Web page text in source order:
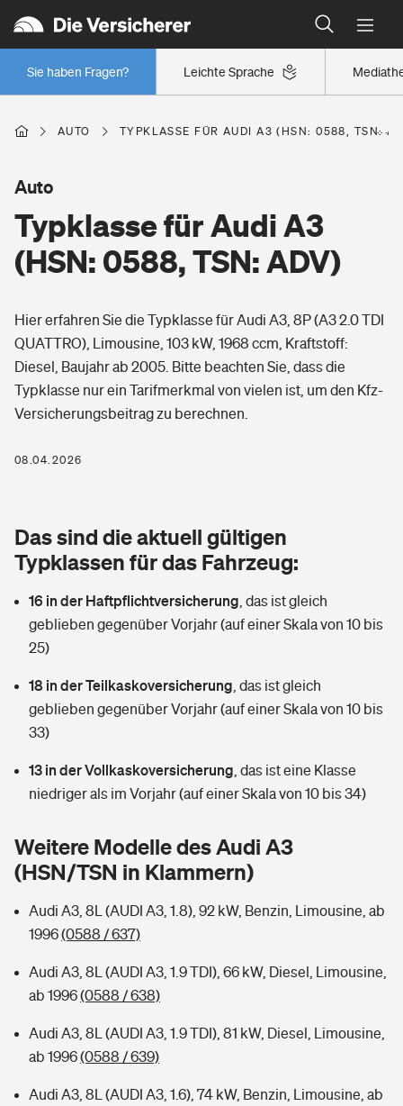
Leichte Sprache
Sie haben Fragen?
Wer versichert was: Jetzt Versicherer finden
Regionalklassen: So ist Ihre Region eingestuft
Wer versichert was: Jetzt Versicherer finden
Berufsunfähigkeitsversicherung
Erwerbsunfähigkeitsversicherung
Grundfähigkeitsversicherung
Arbeitsrechtsschutz
Berufshaftpflichtversicherung
Zur Übersicht
Tools
Wer versichert was: Jetzt Versicherer finden
Sie haben Fragen?
Wohnen
Elementarversicherung
Glasversicherung
Mietkautionsversicherung
Restkreditversicherung
Zur Übersicht
Tools
Hochwasser-Check: Wie gefährdet ist Ihr Haus?
Sie haben Fragen?
Freizeit
Pri­vate Haft­pflicht­
Kinderunfall­ver­si­che­rung
Kinderinvalidität
Hundehalter-Haftpflicht
Handyversicherung
Private Cyberversicherung
Zur Übersicht
Kinderunfall-Check: Mehr Sicherheit für deine Kids
Gesundheit
Private Krankenversicherung
Dread-Disease-Versicherung
Tierkrankenversicherung
Zur Übersicht
Tools
Wer versichert was: Jetzt Versicherer finden
Rentenrechner: Wie viel Geld bekomme ich im Alter?
AUTO TYPKLASSE FÜR AUDI A3 (HSN: 0588, TSN:
Typklasse für Audi A3
(HSN: 0588, TSN: ADV)
Auto
Hier erfahren Sie die Typklasse für Audi A3, 8P (A3 2.0 TDI
QUATTRO), Limousine, 103 kW, 1968 ccm, Kraftstoff:
Diesel, Baujahr ab 2005. Bitte beachten Sie, dass die
Typklasse nur ein Tarifmerkmal von vielen ist, um den Kfz-
Versicherungsbeitrag zu berechnen.
08.04.2026
Das sind die aktuell gültigen
Typklassen für das Fahrzeug:
16 in der Haftpflichtversicherung das ist gleich
geblieben gegenüber Vorjahr (auf einer Skala von 10 bis
25)
18 in der Teilkaskoversicherung das ist gleich
geblieben gegenüber Vorjahr (auf einer Skala von 10 bis
33)
13 in der Vollkaskoversicherung das ist eine Klasse
niedriger als im Vorjahr (auf einer Skala von 10 bis 34)
Weitere Modelle des Audi A3
(HSN/TSN in Klammern)
Audi A3, 8L (AUDI A3, 1.8), 92 kW, Benzin, Limousine, ab
1996(0588 / 637)
Audi A3, 8L (AUDI A3, 1.9 TDI), 66 kW, Diesel, Limousine,
ab 1996(0588 / 638)
Audi A3, 8L (AUDI A3, 1.9 TDI), 81 kW, Diesel, Limousine,
ab 1996(0588 / 639)
Audi A3, 8L (AUDI A3, 1.6), 74 kW, Benzin, Limousine, ab